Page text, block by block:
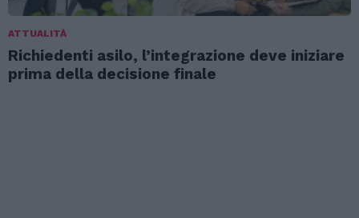
ATTUALITÀ
Richiedenti asilo, l’integrazione deve iniziare
prima della decisione finale